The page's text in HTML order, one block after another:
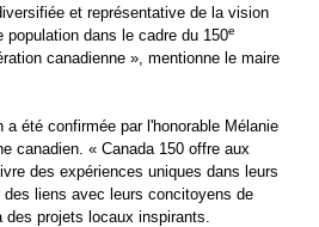
et représentative de la vision
dans le cadre du 150e
canadienne », mentionne le maire
a été confirmée par l'honorable Mélanie
canadien. « Canada 150 offre aux
des expériences uniques dans leurs
liens avec leurs concitoyens de
projets locaux inspirants.